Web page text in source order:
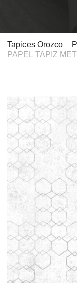
Tapices Orozco
PAPEL TAPIZ